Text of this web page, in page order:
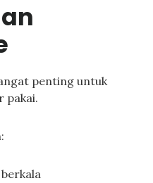
penting untuk
pakai.